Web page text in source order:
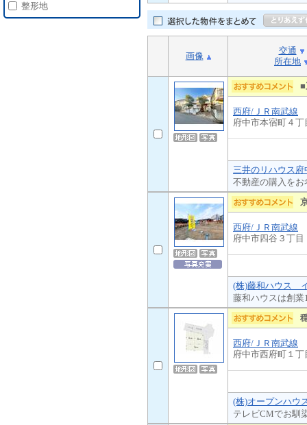
画像
交通
所在地
■
西府/ＪＲ南武線
府中市本宿町４丁
三井のリハウス
不動産の購入を
西府/ＪＲ南武線
府中市四谷３丁目
(株)藤和ハウス
藤和ハウスは創
西府/ＪＲ南武線
府中市西府町１丁
(株)オープンハウ
テレビCMでお馴
整形地